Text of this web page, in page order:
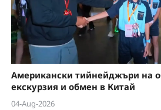
Американски тийнейджъри на
екскурзия и обмен в Китай
04-Aug-2026